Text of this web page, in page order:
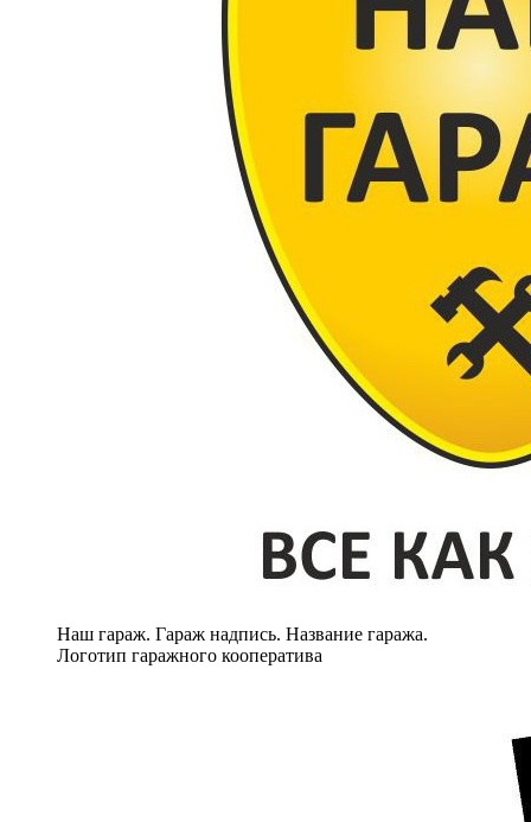
Наш гараж. Гараж надпись. Название гаража.
Логотип гаражного кооператива